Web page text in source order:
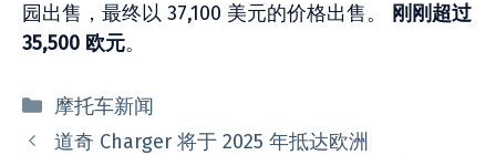
园出售，最终以 37,100 美元的价格出售。
刚刚超过
35,500 欧元。
分
类
摩托车新闻
道奇 Charger 将于 2025 年抵达欧洲